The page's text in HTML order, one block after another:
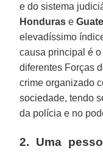
e do sistema
Hondurase
elevadíssimo
causa principal é
diferentes Forças
crime organizado
sociedade, tendo
da polícia e no
2. Uma